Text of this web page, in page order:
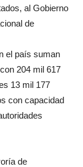
al Gobierno
de
el país suman
204 mil 617
13 mil 177
con capacidad
de